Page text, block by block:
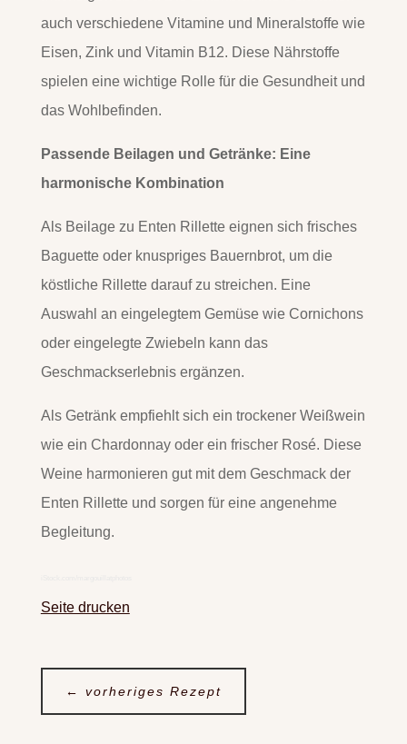
auch verschiedene Vitamine und Mineralstoffe wie
Eisen, Zink und Vitamin B12. Diese Nährstoffe
spielen eine wichtige Rolle für die Gesundheit und
das Wohlbefinden.
Passende Beilagen und Getränke: Eine
harmonische Kombination
Als Beilage zu Enten Rillette eignen sich frisches
Baguette oder knuspriges Bauernbrot, um die
köstliche Rillette darauf zu streichen. Eine
Auswahl an eingelegtem Gemüse wie Cornichons
oder eingelegte Zwiebeln kann das
Geschmackserlebnis ergänzen.
Als Getränk empfiehlt sich ein trockener Weißwein
wie ein Chardonnay oder ein frischer Rosé. Diese
Weine harmonieren gut mit dem Geschmack der
Enten Rillette und sorgen für eine angenehme
Begleitung.
Seite drucken
← vorheriges Rezept